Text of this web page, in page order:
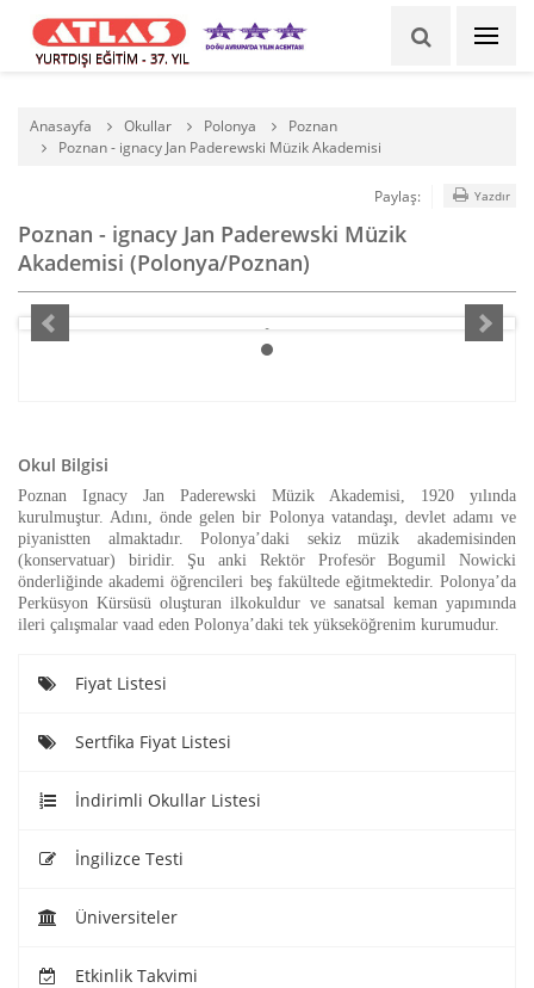
YURTDIŞI EĞİTİM - 37. YIL
Anasayfa Okullar Polonya
Poznan
Poznan - ignacy Jan Paderewski Müzik Akademisi
Poznan - ignacy Jan Paderewski Müzik
Akademisi (Polonya/Poznan)
Paylaş: Yazdır
Okul Bilgisi
Poznan Ignacy Jan Paderewski Müzik Akademisi, 1920 yılında
kurulmuştur. Adını, önde gelen bir Polonya vatandaşı, devlet adamı ve
piyanistten almaktadır. Polonya’daki sekiz müzik akademisinden
(konservatuar) biridir. Şu anki Rektör Profesör Bogumil Nowicki
önderliğinde akademi öğrencileri beş fakültede eğitmektedir. Polonya’da
Perküsyon Kürsüsü oluşturan ilkokuldur ve sanatsal keman yapımında
ileri çalışmalar vaad eden Polonya’daki tek yükseköğrenim kurumudur.
Fiyat Listesi
Sertfika Fiyat Listesi
İndirimli Okullar Listesi
İngilizce Testi
Üniversiteler
Etkinlik Takvimi